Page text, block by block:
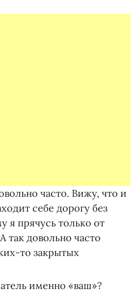
часто. Вижу, что и
себе дорогу без
я прячусь только от
так довольно часто
то закрытых
именно «ваш»?